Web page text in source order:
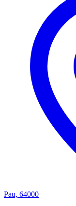
Pau, 64000